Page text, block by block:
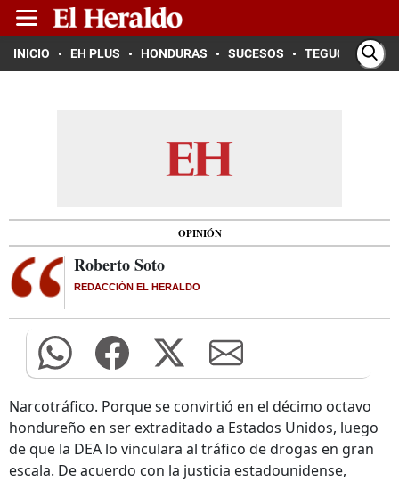
INICIO EH PLUS HONDURAS SUCESOS TEGUCIGALPA
OPINIÓN
Roberto Soto
REDACCIÓN EL HERALDO
Narcotráfico. Porque se convirtió en el décimo octavo
hondureño en ser extraditado a Estados Unidos, luego
de que la DEA lo vinculara al tráfico de drogas en gran
escala. De acuerdo con la justicia estadounidense,